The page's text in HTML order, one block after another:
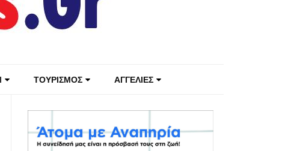
ΤΟΥΡΙΣΜΟΣ ΑΓΓΕΛΙΕΣ